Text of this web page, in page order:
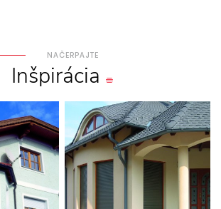
NAČERPAJTE
Inšpirácia